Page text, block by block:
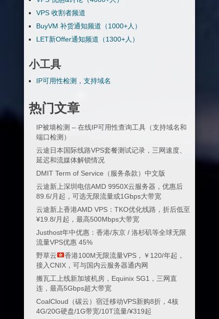
VPS 收割者频道
BuyVM 补货通知频道（1000+人）
LET新Offer通知频道（1300+人）
小工具
IP可用性检测，支持域名
热门文章
IP被墙检测 – 在线IP可用性查询工具（支持域名和
端口检测）
云途日本国际线路VPS套餐测试记录，三网速度、
延迟和流媒体解锁情况
DMIT Term of Service（服务条款）中文版
云途新上深圳电信AMD 9950X云服务器，优惠后
89.6/月起，可选无限流量或1Gbps大带宽
云途新上香港AMD VPS：TKO优化线路，折后低至
¥19.8/月起，最高500Mbps大带宽
Justhost年中优惠：香港/东京 / 洛杉矶等全球无限
流量VPS优惠 45%
野草云
香港100M无限流量VPS，￥120/年起，
接入CNIX，可与国内云服务器通内网
搬瓦工上线新加坡机房，Equinix SG1，三网直
连，最高5Gbps超大带宽
CoalCloud（碳云）宿迁移动VPS新购8折，4核
4G/20G硬盘/1G带宽/10T流量/¥319起